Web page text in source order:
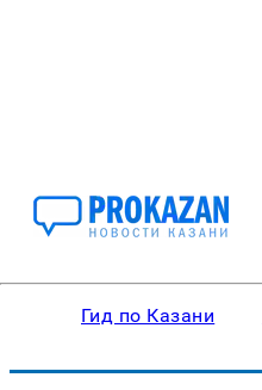
Гид по Казани